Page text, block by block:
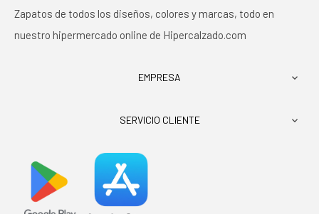
Zapatos de todos los diseños, colores y marcas, todo en
nuestro hipermercado online de Hipercalzado.com
EMPRESA 
SERVICIO CLIENTE 